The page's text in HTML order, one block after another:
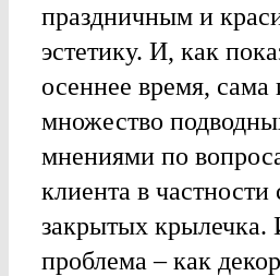
праздничным и
эстетику. И, как
осеннее время, сама
множество
мнениями по
клиента в частности
закрытых крылечка.
проблема – как